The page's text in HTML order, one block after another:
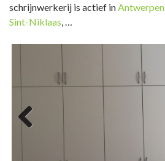
schrijnwerkerij is actief in Antwerpen
Sint-Niklaas